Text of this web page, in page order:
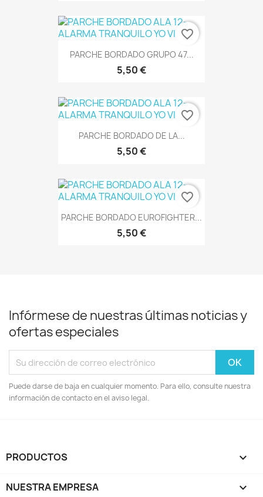
PARCHE BORDADO GRUPO 47...
5,50 €
favorite_border
PARCHE BORDADO DE LA...
5,50 €
favorite_border
PARCHE BORDADO EUROFIGHTER...
5,50 €
favorite_border
Infórmese de nuestras últimas noticias y
ofertas especiales
Puede darse de baja en cualquier momento. Para ello, consulte nuestra
información de contacto en el aviso legal.
PRODUCTOS 
NUESTRA EMPRESA 